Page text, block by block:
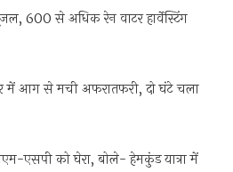
600 से अधिक रेन वाटर हार्वेस्टिंग
में आग से मची अफरातफरी, दो घंटे चला
एसपी को घेरा, बोले- हेमकुंड यात्रा में